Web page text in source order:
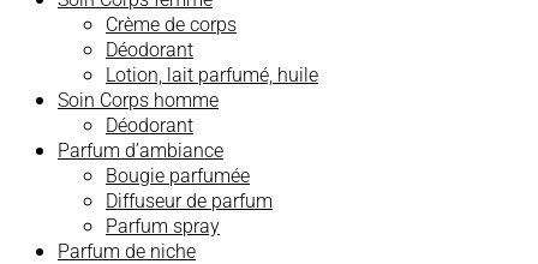
Crème de corps
Déodorant
Lotion, lait parfumé, huile
Soin Corps homme
Déodorant
Parfum d’ambiance
Bougie parfumée
Diffuseur de parfum
Parfum spray
Parfum de niche